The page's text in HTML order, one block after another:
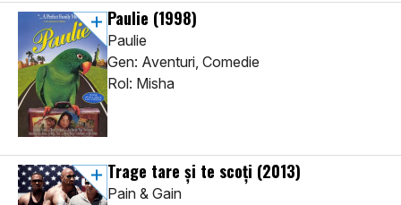
Paulie (1998)
Paulie
Gen: Aventuri, Comedie
Rol: Misha
Trage tare și te scoți (2013)
Pain & Gain